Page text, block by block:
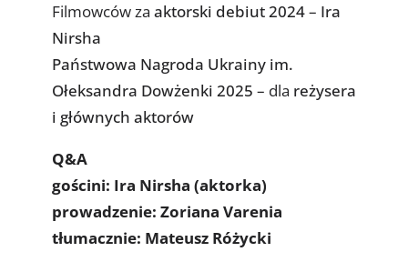
Filmowców za aktorski debiut 2024– Ira
Nirsha
Państwowa Nagroda Ukrainy im.
Ołeksandra Dowżenki 2025 – dla reżysera
i głównych aktorów
Q&A
gościni: Ira Nirsha (aktorka)
prowadzenie: Zoriana Varenia
tłumacznie: Mateusz Różycki